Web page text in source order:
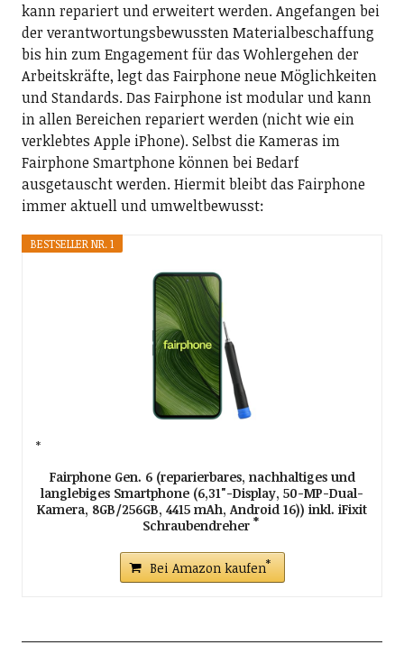
kann repariert und erweitert werden. Angefangen bei
der verantwortungsbewussten Materialbeschaffung
bis hin zum Engagement für das Wohlergehen der
Arbeitskräfte, legt das Fairphone neue Möglichkeiten
und Standards. Das Fairphone ist modular und kann
in allen Bereichen repariert werden (nicht wie ein
verklebtes Apple iPhone). Selbst die Kameras im
Fairphone Smartphone können bei Bedarf
ausgetauscht werden. Hiermit bleibt das Fairphone
immer aktuell und umweltbewusst:
BESTSELLER NR. 1
Fairphone Gen. 6 (reparierbares, nachhaltiges und
langlebiges Smartphone (6,31"-Display, 50-MP-Dual-
Kamera, 8GB/256GB, 4415 mAh, Android 16)) inkl. iFixit
Schraubendreher
Bei Amazon kaufen